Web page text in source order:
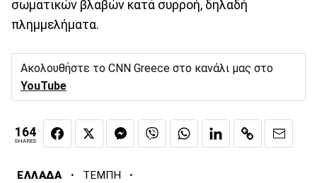
σωματικών βλαβών κατά συρροή, δηλαδή
πλημμελήματα.
Ακολουθήστε το CNN Greece στο κανάλι μας στο
YouTube
164
SHARES
ΕΛΛΑΔΑ · ΤΕΜΠΗ ·